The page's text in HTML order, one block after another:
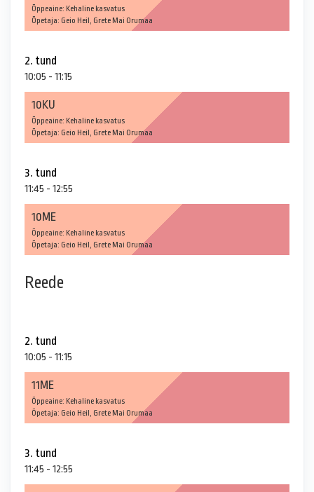
Õppeaine: Kehaline kasvatus
Õpetaja: Geio Heil, Grete Mai Orumaa
2. tund
10:05 - 11:15
10KU
Õppeaine: Kehaline kasvatus
Õpetaja: Geio Heil, Grete Mai Orumaa
3. tund
11:45 - 12:55
10ME
Õppeaine: Kehaline kasvatus
Õpetaja: Geio Heil, Grete Mai Orumaa
Reede
2. tund
10:05 - 11:15
11ME
Õppeaine: Kehaline kasvatus
Õpetaja: Geio Heil, Grete Mai Orumaa
3. tund
11:45 - 12:55